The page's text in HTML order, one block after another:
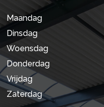
Maandag
Dinsdag
Woensdag
Donderdag
Vrijdag
Zaterdag